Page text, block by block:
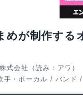
めが制作する
式会社（読み：アワ）
手・ボーカル /バンド /